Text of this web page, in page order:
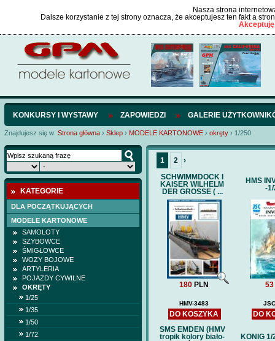
Nasza strona
Dalsze korzystanie z tej strony oznacza, że akceptujesz ten fakt a
KONKURSY I WYSTAWY ZAPOWIEDZI GALERIE
Znajdujesz się w: Strona główna › Sklep › MODELE KARTONOWE › okręty › 1/250
KATEGORIE
DLA POCZĄTKUJĄCYCH
MODELE KARTONOWE
SAMOLOTY
SZYBOWCE
ŚMIGŁOWCE
WOZY BOJOWE
ARTYLERIA
POJAZDY CYWILNE
OKRĘTY
1/25
1/35
1/50
1/72
1 2
›
SCHWIMMDOCK I
KAISER WILHELM
DER GROSSE ( ...
180 PLN
HMV-3483
DO KOSZYKA
HMS
-
53
DO
SMS EMDEN (HMV
tropik kolory biało-
KONIG